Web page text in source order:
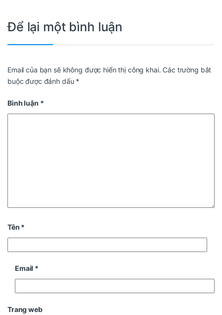
Để lại một bình luận
Email của bạn sẽ không được hiển thị công khai. Các trường bắt
buộc được đánh dấu *
Bình luận *
Tên *
Email *
Trang web